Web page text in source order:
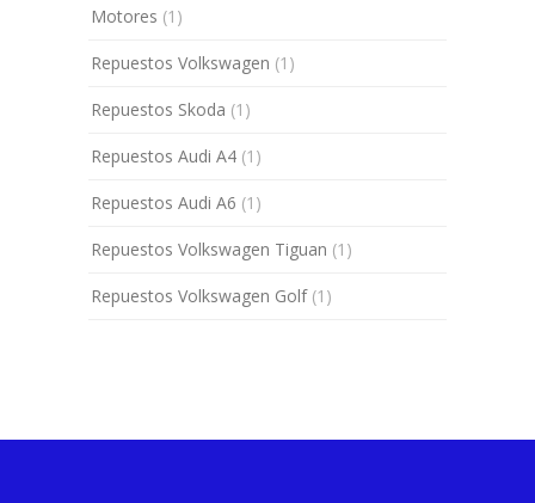
Motores (1)
Repuestos Volkswagen (1)
Repuestos Skoda (1)
Repuestos Audi A4 (1)
Repuestos Audi A6 (1)
Repuestos Volkswagen Tiguan (1)
Repuestos Volkswagen Golf (1)